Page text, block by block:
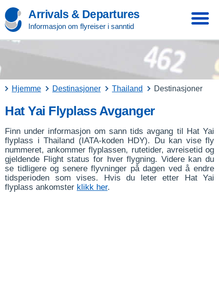
Arrivals & Departures
Informasjon om flyreiser i sanntid
Hjemme Destinasjoner Thailand Destinasjoner
Hat Yai Flyplass Avganger
Finn under informasjon om sann tids avgang til Hat Yai
flyplass i Thailand (IATA-koden HDY). Du kan vise fly
nummeret, ankommer flyplassen, rutetider, avreisetid og
gjeldende Flight status for hver flygning. Videre kan du
se tidligere og senere flyvninger på dagen ved å endre
tidsperioden som vises. Hvis du leter etter Hat Yai
flyplass ankomster klikk her.